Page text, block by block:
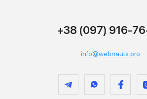
+38 (097) 916-
info@webnauts.pro